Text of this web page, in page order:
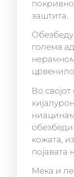
заштита.
голема
Во
обезбеди
кожата,
Мека и